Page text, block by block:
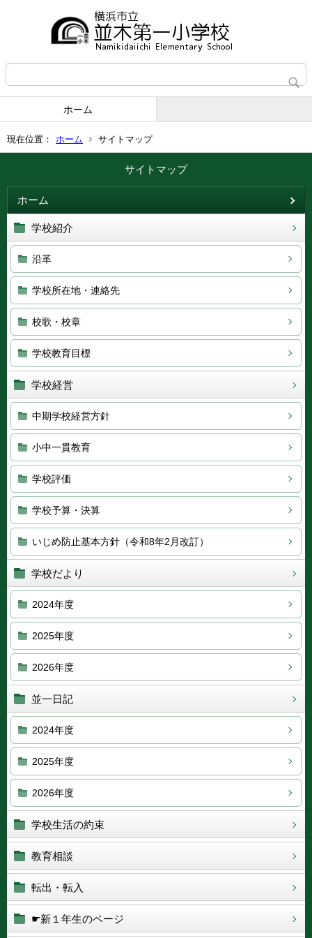
ホーム
現在位置： ホーム サイトマップ
サイトマップ
ホーム
学校紹介
沿革
学校所在地・連絡先
校歌・校章
学校教育目標
学校経営
中期学校経営方針
小中一貫教育
学校評価
学校予算・決算
いじめ防止基本方針（令和8年2月改訂）
学校だより
2024年度
2025年度
2026年度
並一日記
2024年度
2025年度
2026年度
学校生活の約束
教育相談
転出・転入
☛新１年生のページ